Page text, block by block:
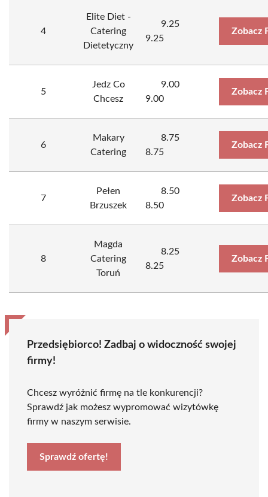
4
Elite Diet -
Catering
Dietetyczny
9.25
9.25
Zobacz
5
Jedz Co
Chcesz
9.00
9.00
Zobacz
6
Makary
Catering
8.75
8.75
Zobacz
7
Pełen
Brzuszek
8.50
8.50
Zobacz
8
Magda
Catering
Toruń
8.25
8.25
Zobacz
Przedsiębiorco! Zadbaj o widoczność swojej
firmy!
Chcesz wyróżnić firmę na tle konkurencji?
Sprawdź jak możesz wypromować wizytówkę
firmy w naszym serwisie.
Sprawdź ofertę!